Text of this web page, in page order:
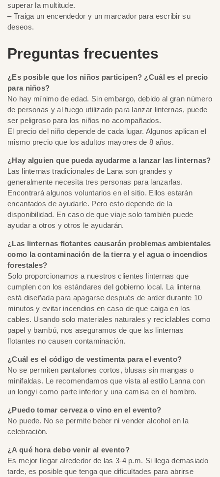
superar la multitude.
– Traiga un encendedor y un marcador para escribir su
deseos.
Preguntas frecuentes
¿Es posible que los niños participen? ¿Cuál es el precio
para niños?
No hay mínimo de edad. Sin embargo, debido al gran número
de personas y al fuego utilizado para lanzar linternas, puede
ser peligroso para los niños no acompañados.
El precio del niño depende de cada lugar. Algunos aplican el
mismo precio que los adultos mayores de 8 años.
¿Hay alguien que pueda ayudarme a lanzar las linternas?
Las linternas tradicionales de Lana son grandes y
generalmente necesita tres personas para lanzarlas.
Encontrará algunos voluntarios en el sitio. Ellos estarán
encantados de ayudarle. Pero esto depende de la
disponibilidad. En caso de que viaje solo también puede
ayudar a otros y otros le ayudarán.
¿Las linternas flotantes causarán problemas ambientales
como la contaminación de la tierra y el agua o incendios
forestales?
Solo proporcionamos a nuestros clientes linternas que
cumplen con los estándares del gobierno local. La linterna
está diseñada para apagarse después de arder durante 10
minutos y evitar incendios en caso de que caiga en los
cables. Usando solo materiales naturales y reciclables como
papel y bambú, nos aseguramos de que las linternas
flotantes no causen contaminación.
¿Cuál es el código de vestimenta para el evento?
No se permiten pantalones cortos, blusas sin mangas o
minifaldas. Le recomendamos que vista al estilo Lanna con
un longyi como parte inferior y una camisa en el hombro.
¿Puedo tomar cerveza o vino en el evento?
No puede. No se permite beber ni vender alcohol en la
celebración.
¿A qué hora debo venir al evento?
Es mejor llegar alrededor de las 3-4 p.m. Si llega demasiado
tarde, es posible que tenga que dificultades para abrirse